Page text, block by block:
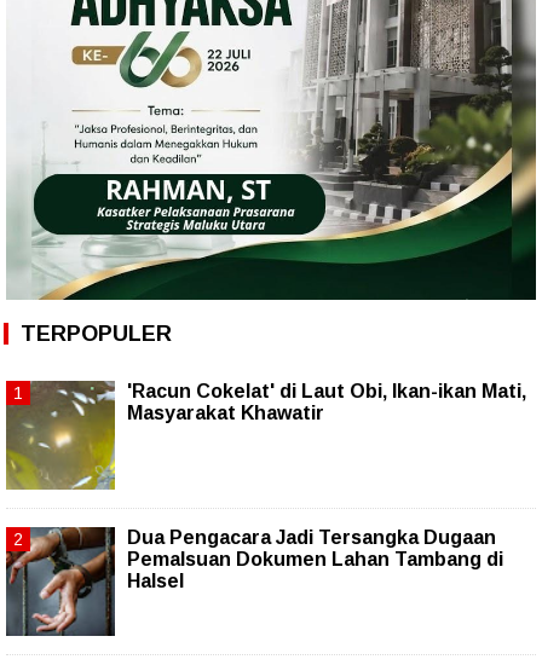
TERPOPULER
'Racun Cokelat' di Laut Obi, Ikan-ikan Mati,
Masyarakat Khawatir
Dua Pengacara Jadi Tersangka Dugaan
Pemalsuan Dokumen Lahan Tambang di
Halsel